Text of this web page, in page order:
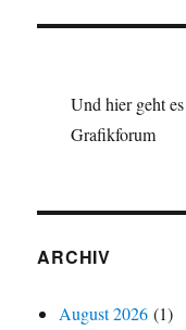
Und hier geht
Grafikforum
ARCHIV
August 2026 (1)